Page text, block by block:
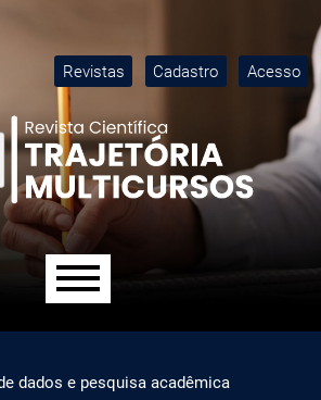
principal
Revistas Cadastro Acesso
dados e pesquisa acadêmica